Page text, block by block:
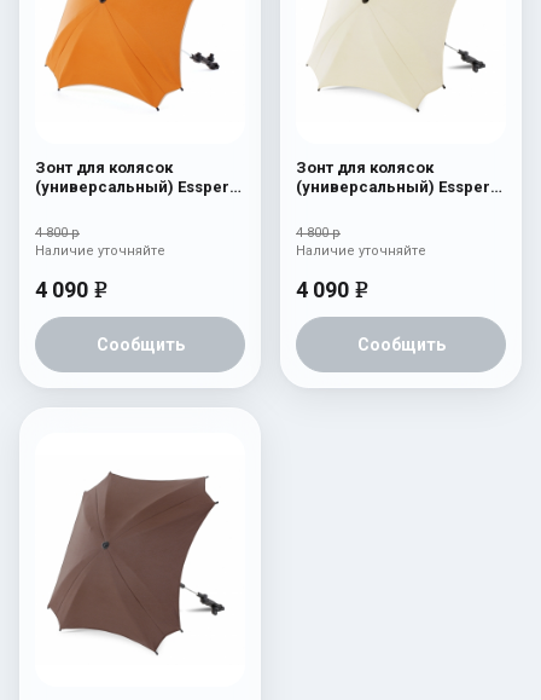
Зонт для колясок
(универсальный) Esspero
4 800 р
4 090 e
Сообщить
Наличие уточняйте
Зонт для колясок
(универсальный) Esspero
4 800 р
4 090 e
Сообщить
Наличие уточняйте